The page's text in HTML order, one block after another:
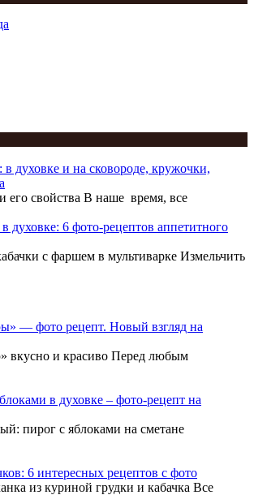
духовке и на сковороде, кружочки,
его свойства В наше время, все
духовке: 6 фото-рецептов аппетитного
с фаршем в мультиварке Измельчить
— фото рецепт. Новый взгляд на
вкусно и красиво Перед любым
в духовке – фото-рецепт на
пирог с яблоками на сметане
6 интересных рецептов с фото
из куриной грудки и кабачка Все